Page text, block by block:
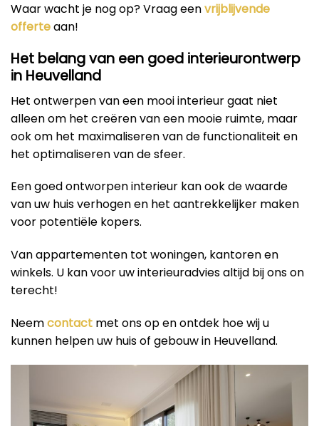
Waar wacht je nog op? Vraag eenvrijblijvende
offerteaan!
Het belang van een goed interieurontwerp
in Heuvelland
Het ontwerpen van een mooi interieur gaat niet
alleen om het creëren van een mooie ruimte, maar
ook om het maximaliseren van de functionaliteit en
het optimaliseren van de sfeer.
Een goed ontworpen interieur kan ook de waarde
van uw huis verhogen en het aantrekkelijker maken
voor potentiële kopers.
Van appartementen tot woningen, kantoren en
winkels. U kan voor uw interieuradvies altijd bij ons on
terecht!
Neemcontact met ons op en ontdek hoe wij u
kunnen helpen uw huis of gebouw in Heuvelland.